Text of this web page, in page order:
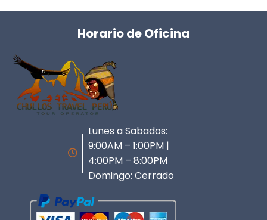
Horario de Oficina
Lunes a Sabados:
9:00AM – 1:00PM |
4:00PM – 8:00PM
Domingo: Cerrado